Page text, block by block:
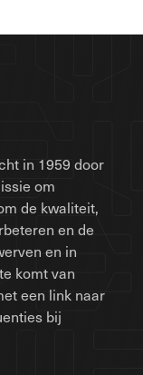
in 1959 door
om
de kwaliteit,
en de
en in
komt van
een link naar
bij